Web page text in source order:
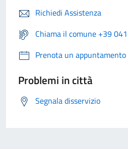
Richiedi Assistenza
Chiama il comune +39
Prenota un appuntamento
Problemi in città
Segnala disservizio